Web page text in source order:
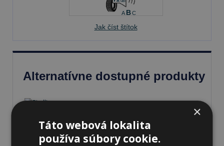
A B C
Jak číst štítok
Alternatívne dostupné produkty
Pirelli P ZERO PZ5265/40 R22
109 V Letné
×
Táto webová lokalita
používa súbory cookie.